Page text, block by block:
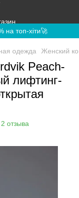
топ-хіти🚀
одежда Женский
Peach-
лифтинг-
2 отзыва